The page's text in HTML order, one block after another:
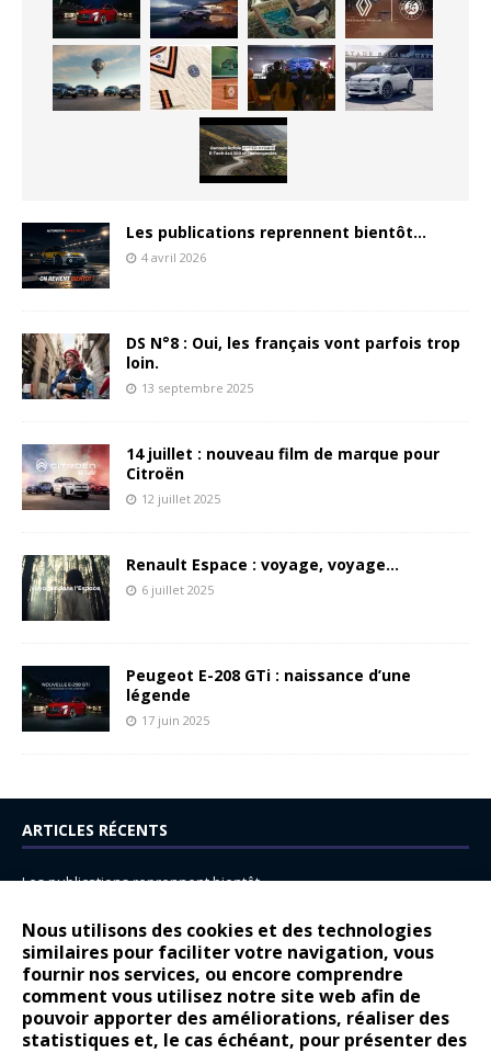
Nous utilisons des cookies et des technologies
similaires pour faciliter votre navigation, vous
fournir nos services, ou encore comprendre
comment vous utilisez notre site web afin de
pouvoir apporter des améliorations, réaliser des
statistiques et, le cas échéant, pour présenter des
Les publications reprennent bientôt…
4 avril 2026
DS N°8 : Oui, les français vont parfois trop
loin.
13 septembre 2025
14 juillet : nouveau film de marque pour
Citroën
12 juillet 2025
Renault Espace : voyage, voyage…
6 juillet 2025
Peugeot E-208 GTi : naissance d’une
légende
17 juin 2025
ARTICLES RÉCENTS
Les publications reprennent bientôt…
14 juillet : nouveau film de marque pour Citroën
Renault Espace : voyage, voyage…
Peugeot E-208 GTi : naissance d’une légende